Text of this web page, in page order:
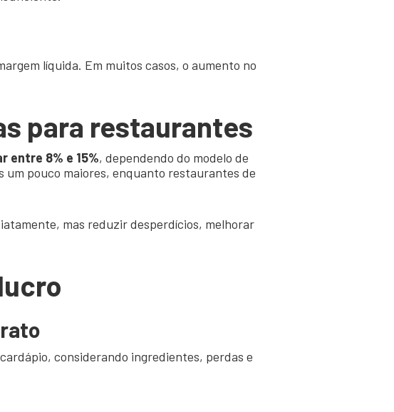
líquida. Em muitos casos, o aumento no
para restaurantes
entre 8% e 15%, dependendo do modelo de
pouco maiores, enquanto restaurantes de
mas reduzir desperdícios, melhorar
considerando ingredientes, perdas e